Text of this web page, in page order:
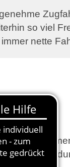
so viel
nette
Zeit